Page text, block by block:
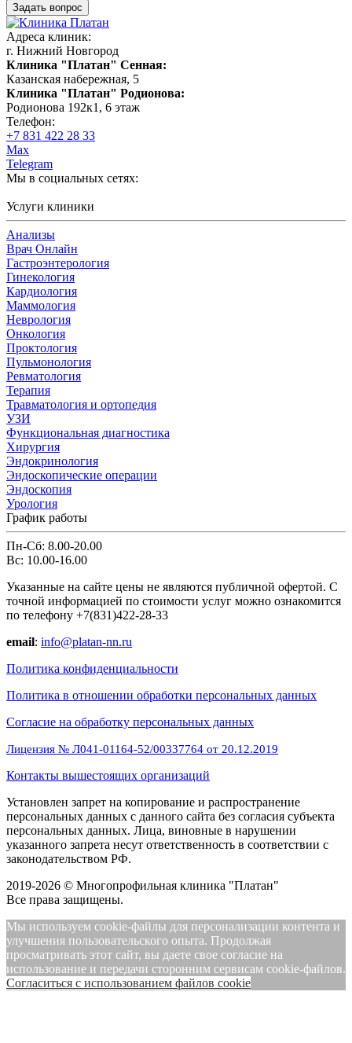
Задать вопрос
Адреса клиник:
г. Нижний Новгород
Клиника "Платан" Сенная:
Казанская набережная, 5
Клиника "Платан" Родионова:
Родионова 192к1, 6 этаж
Телефон:
+7 831 422 28 33
Max
Telegram
Мы в социальных сетях:
Услуги клиники
Анализы
Врач Онлайн
Гастроэнтерология
Гинекология
Кардиология
Маммология
Неврология
Онкология
Проктология
Пульмонология
Ревматология
Терапия
Травматология и ортопедия
УЗИ
Функциональная диагностика
Хирургия
Эндокринология
Эндоскопические операции
Эндоскопия
Урология
График работы
Пн-Сб: 8.00-20.00
Вс: 10.00-16.00
Указанные на сайте цены не являются публичной офертой. С
точной информацией по стоимости услуг можно ознакомится
по телефону +7(831)422-28-33
email: info@platan-nn.ru
Политика конфиденциальности
Политика в отношении обработки персональных данных
Cогласие на обработку персональных данных
Лицензия № Л041-01164-52/00337764 от 20.12.2019
Контакты вышестоящих организаций
Установлен запрет на копирование и распространение
персональных данных с данного сайта без согласия субъекта
персональных данных. Лица, виновные в нарушении
указанного запрета несут ответственность в соответствии с
законодательством РФ.
2019-2026 © Многопрофильная клиника "Платан"
Все права защищены.
Мы используем cookie-файлы для персонализации контента и
улучшения пользовательского опыта. Продолжая
просматривать этот сайт, вы даете свое согласие на
использование и передачи сторонним сервисам cookie-файлов.
Cогласиться с использованием файлов cookie